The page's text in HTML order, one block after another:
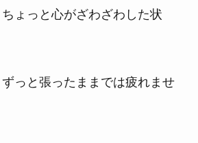
ょっと心がざわざわした状
っと張ったままでは疲れませ